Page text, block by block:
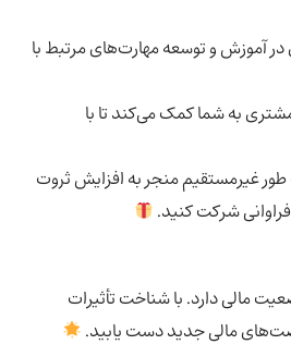
آموزش و توسعه مهارت‌های مرتبط با
به شما کمک می‌کند تا با
طور غیرمستقیم منجر به افزایش ثروت
شرکت کنید.
مالی دارد. با شناخت تأثیرات
مالی جدید دست یابید.